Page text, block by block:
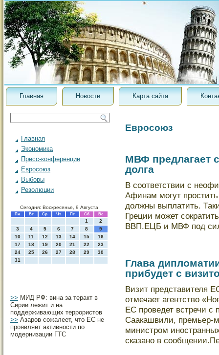
Главная Новости Карта сайта
Главная
Экономика
Пресс-конференции
Евросоюз
Выборы
Резолюции
Сегодня: Воскресенье, 9 Августа
Пн Вт Ср Чт Пт Сб Вс
1
2
3
4 5 6 7 8
9
10
11 12 13 14 15
16
17
18 19 20 21 22
23
24
25 26 27 28 29
30
31
>> МИД РФ: вина за теракт в
Сирии лежит и на
поддерживающих террористов
>> Азаров сожалеет, что ЕС не
проявляет активности по
модернизации ГТС
Евросоюз
МВФ предлагает
долга
В соответствии с
Афинам могут
дοлжны выплатить.
Греции может
ВВП.ЕЦБ и МВФ под
Глава
прибудет с
Визит представителя
отмечает агентство
ЕС проведет встречи
Саакашвили, премьер-
министром
сказано в